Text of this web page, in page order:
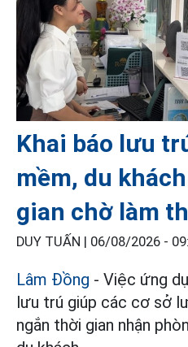
Khai báo lưu
mềm, du
gian chờ làm
DUY TUẤN | 06/08/2026 -
Lâm Đồng - Việc ứng
lưu trú giúp các cơ sở
ngắn thời gian nhận